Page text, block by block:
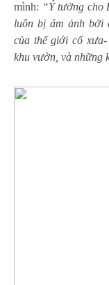
mình: “Ý tưởng cho
luôn bị ám ảnh bởi
của thế giới cổ
khu vườn, và những